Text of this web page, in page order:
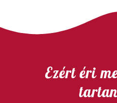
Ezért éri